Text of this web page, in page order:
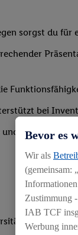
sorgst du
bei
oder
Bevor es
Wir als
(gemeinsam:
Zustimmung
IAB TCF
Werbung